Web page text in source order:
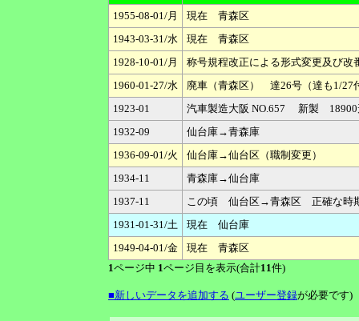
1955-08-01/月
現在 青森区
1943-03-31/水
現在 青森区
1928-10-01/月
称号規程改正による形式変更及び
1960-01-27/水
廃車（青森区） 達26号（達も1/27
1923-01
汽車製造大阪 NO.657 新製
1932-09
仙台庫→青森庫
1936-09-01/火
仙台庫→仙台区（職制変更）
1934-11
青森庫→仙台庫
1937-11
この頃 仙台区→青森区 正確な時
1931-01-31/土
現在 仙台庫
1949-04-01/金
現在 青森区
1ページ中 1ページ目を表示(合計11件)
■新しいデータを追加する (ユーザー登録が必要です)